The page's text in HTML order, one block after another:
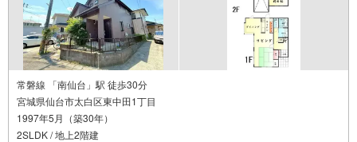
常磐線 「南仙台」駅 徒歩30分
宮城県仙台市太白区東中田1丁目
1997年5月（築30年）
2SLDK / 地上2階建